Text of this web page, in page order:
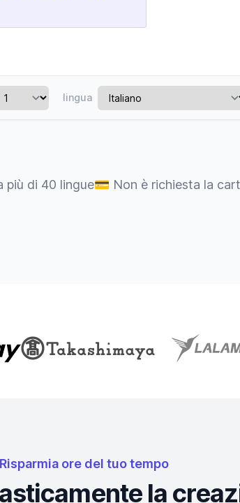
lingua
più di 40 lingue💳 Non è richiesta la
Risparmia ore del tuo tempo
la